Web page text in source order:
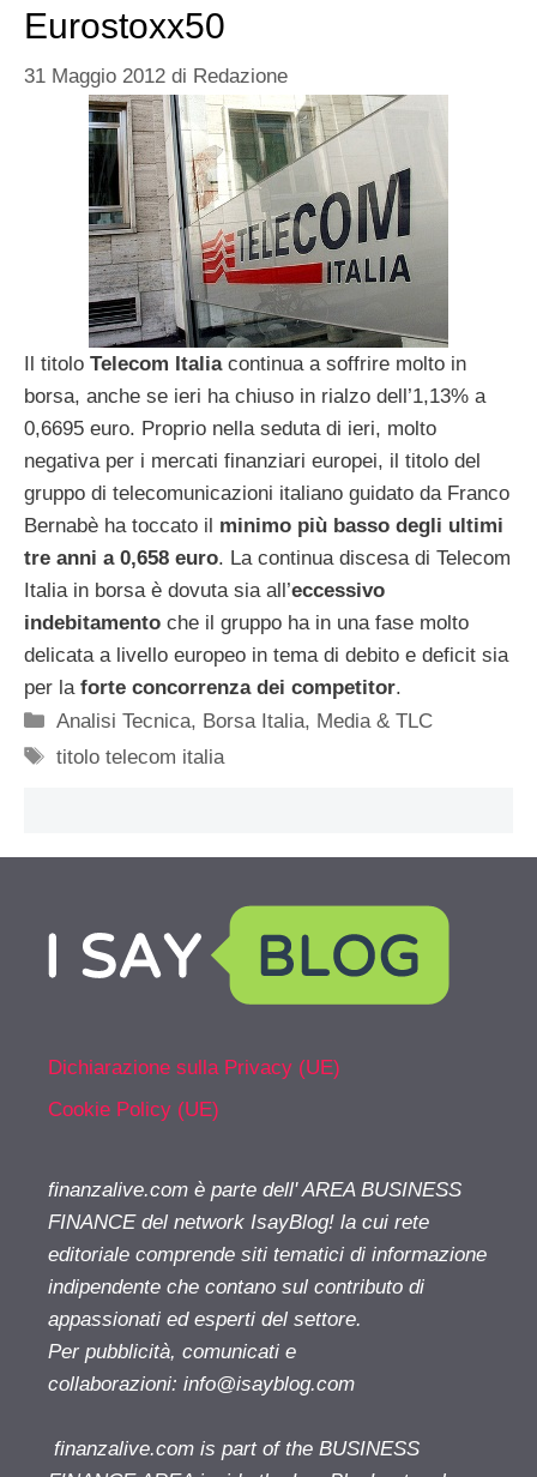
Eurostoxx50
31 Maggio 2012 di Redazione
Il titolo Telecom Italia continua a soffrire molto in
borsa, anche se ieri ha chiuso in rialzo dell’1,13% a
0,6695 euro. Proprio nella seduta di ieri, molto
negativa per i mercati finanziari europei, il titolo del
gruppo di telecomunicazioni italiano guidato da Franco
Bernabè ha toccato il minimo più basso degli ultimi
tre anni a 0,658 euro. La continua discesa di Telecom
Italia in borsa è dovuta sia all’eccessivo
indebitamento che il gruppo ha in una fase molto
delicata a livello europeo in tema di debito e deficit sia
per la forte concorrenza dei competitor.
Categorie
Analisi Tecnica, Borsa Italia, Media & TLC
Tag
titolo telecom italia
Dichiarazione sulla Privacy (UE)
Cookie Policy (UE)
finanzalive.com è parte dell' AREA BUSINESS
FINANCE del network IsayBlog! la cui rete
editoriale comprende siti tematici di informazione
indipendente che contano sul contributo di
appassionati ed esperti del settore.
Per pubblicità, comunicati e
collaborazioni: info@isayblog.com
finanzalive.com is part of the BUSINESS